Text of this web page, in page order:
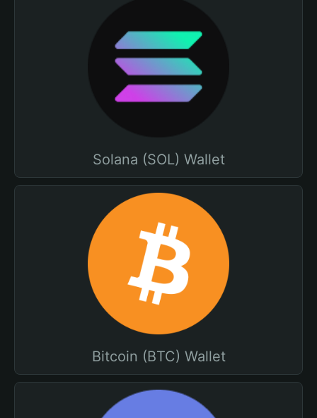
Solana (SOL) Wallet
Bitcoin (BTC) Wallet